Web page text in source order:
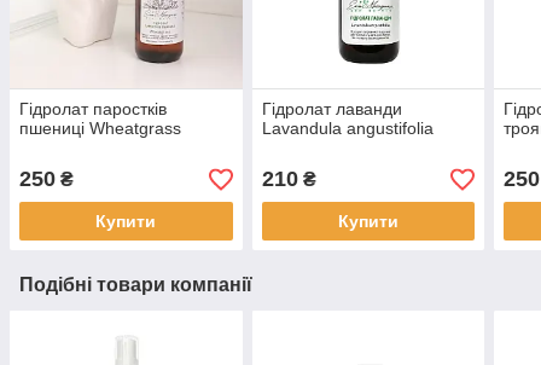
Гідролат паростків
пшениці Wheatgrass
250 ₴
Купити
Гідролат лаванди
Lavandula angustifolia
210₴
Купити
250
Подібні товари компанії